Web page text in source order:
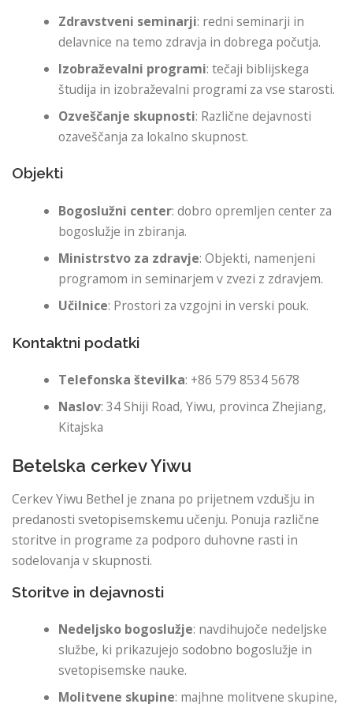
Zdravstveni seminarji: redni seminarji in
delavnice na temo zdravja in dobrega počutja.
Izobraževalni programi: tečaji biblijskega
študija in izobraževalni programi za vse starosti.
Ozveščanje skupnosti: Različne dejavnosti
ozaveščanja za lokalno skupnost.
Objekti
Bogoslužni center: dobro opremljen center za
bogoslužje in zbiranja.
Ministrstvo za zdravje: Objekti, namenjeni
programom in seminarjem v zvezi z zdravjem.
Učilnice: Prostori za vzgojni in verski pouk.
Kontaktni podatki
Telefonska številka: +86 579 8534 5678
Naslov: 34 Shiji Road, Yiwu, provinca Zhejiang,
Kitajska
Betelska cerkev Yiwu
Cerkev Yiwu Bethel je znana po prijetnem vzdušju in
predanosti svetopisemskemu učenju. Ponuja različne
storitve in programe za podporo duhovne rasti in
sodelovanja v skupnosti.
Storitve in dejavnosti
Nedeljsko bogoslužje: navdihujoče nedeljske
službe, ki prikazujejo sodobno bogoslužje in
svetopisemske nauke.
Molitvene skupine: majhne molitvene skupine,